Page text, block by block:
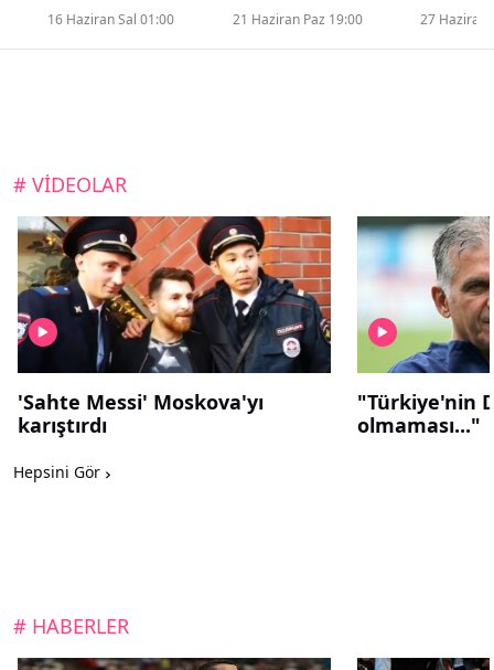
16 Haziran Sal 01:00 21 Haziran Paz 19:00 27 Haziran
# VİDEOLAR
'Sahte Messi' Moskova'yı
karıştırdı
"Türkiye'nin
olmaması..."
Hepsini Gör
# HABERLER